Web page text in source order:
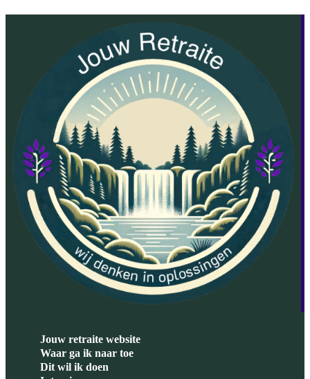
Jouw retraite website
Waar ga ik naar toe
Dit wil ik doen